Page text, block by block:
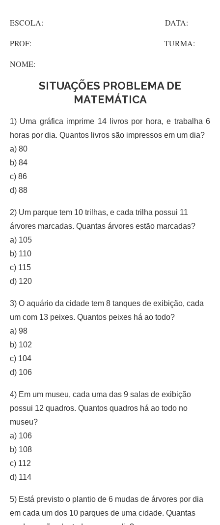
ESCOLA: DATA:
PROF: TURMA:
NOME:
SITUAÇÕES PROBLEMA DE
MATEMÁTICA
1) Uma gráfica imprime 14 livros por hora, e trabalha 6
horas por dia. Quantos livros são impressos em um dia?
a) 80
b) 84
c) 86
d) 88
2) Um parque tem 10 trilhas, e cada trilha possui 11
árvores marcadas. Quantas árvores estão marcadas?
a) 105
b) 110
c) 115
d) 120
3) O aquário da cidade tem 8 tanques de exibição, cada
um com 13 peixes. Quantos peixes há ao todo?
a) 98
b) 102
c) 104
d) 106
4) Em um museu, cada uma das 9 salas de exibição
possui 12 quadros. Quantos quadros há ao todo no
museu?
a) 106
b) 108
c) 112
d) 114
5) Está previsto o plantio de 6 mudas de árvores por dia
em cada um dos 10 parques de uma cidade. Quantas